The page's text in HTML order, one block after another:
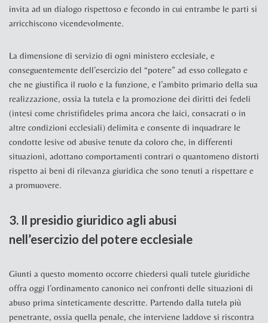
invita ad un dialogo rispettoso e fecondo in cui entrambe le parti si
arricchiscono vicendevolmente.
La dimensione di servizio di ogni ministero ecclesiale, e
conseguentemente dell’esercizio del “potere” ad esso collegato e
che ne giustifica il ruolo e la funzione, e l’ambito primario della sua
realizzazione, ossia la tutela e la promozione dei diritti dei fedeli
(intesi come christifideles prima ancora che laici, consacrati o in
altre condizioni ecclesiali) delimita e consente di inquadrare le
condotte lesive od abusive tenute da coloro che, in differenti
situazioni, adottano comportamenti contrari o quantomeno distorti
rispetto ai beni di rilevanza giuridica che sono tenuti a rispettare e
a promuovere.
3. Il presidio giuridico agli abusi
nell’esercizio del potere ecclesiale
Giunti a questo momento occorre chiedersi quali tutele giuridiche
offra oggi l’ordinamento canonico nei confronti delle situazioni di
abuso prima sinteticamente descritte. Partendo dalla tutela più
penetrante, ossia quella penale, che interviene laddove si riscontra